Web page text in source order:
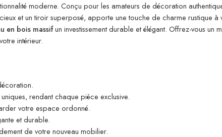
moderne. Conçu pour les amateurs de décoration
et un tiroir superposé, apporte une touche de charme rustique
en bois massifun investissement durable et élégant. Offrez-vous un
intérieur.
rendant chaque pièce exclusive.
votre espace ordonné.
et durable.
de votre nouveau mobilier.